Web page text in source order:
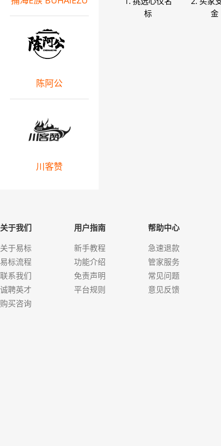
标
金
陈阿公
川客赞
关于我们
关于易标
易标流程
联系我们
诚聘英才
购买咨询
用户指南
新手教程
功能介绍
免责声明
平台规则
帮助中心
急速退款
管家服务
常见问题
意见反馈